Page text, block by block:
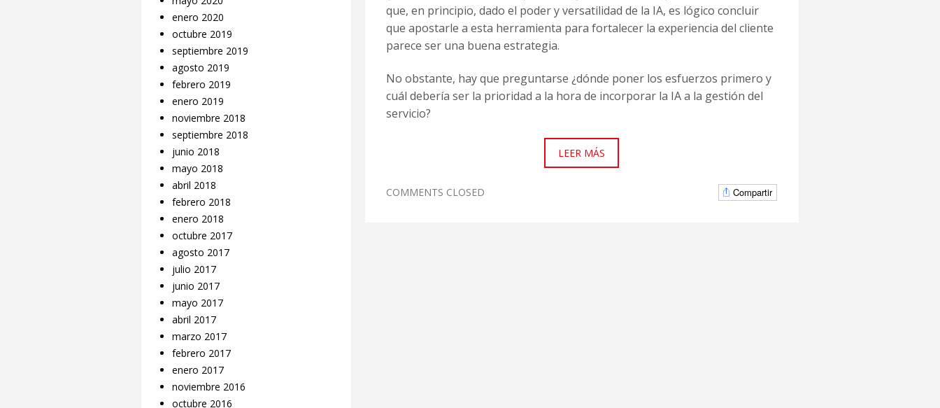
que, en principio, dado el poder y versatilidad de la IA, es lógico concluir
que apostarle a esta herramienta para fortalecer la experiencia del cliente
parece ser una buena estrategia.
No obstante, hay que preguntarse ¿dónde poner los esfuerzos primero y
cuál debería ser la prioridad a la hora de incorporar la IA a la gestión del
servicio?
LEER MÁS
COMMENTS CLOSED Compartir
enero 2020
octubre 2019
septiembre 2019
agosto 2019
febrero 2019
enero 2019
noviembre 2018
septiembre 2018
junio 2018
mayo 2018
abril 2018
febrero 2018
enero 2018
octubre 2017
agosto 2017
julio 2017
junio 2017
mayo 2017
abril 2017
marzo 2017
febrero 2017
enero 2017
noviembre 2016
octubre 2016